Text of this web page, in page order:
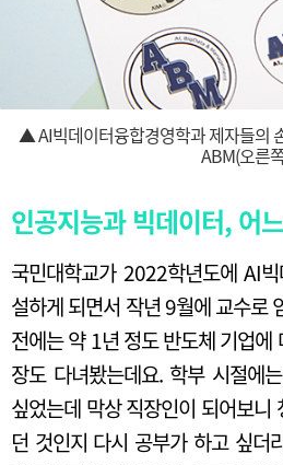
▲ AI빅데이터융합경영학과 제자들의
ABM(오른
인공지능과 빅데이터, 어
국민대학교가 2022학년도에 AI
설하게 되면서 작년 9월에 교수로
전에는 약 1년 정도 반도체 기업에
장도 다녀봤는데요. 학부 시절에
싶었는데 막상 직장인이 되어보니
던 것인지 다시 공부가 하고 싶더